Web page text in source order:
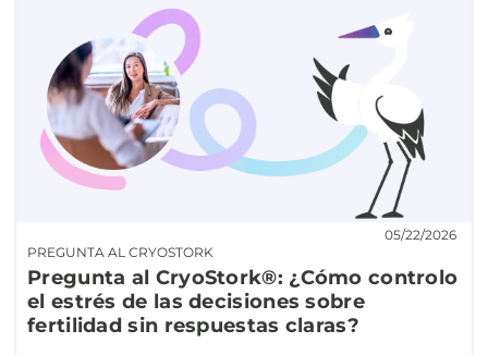
PREGUNTA AL CRYOSTORK
05/22/2026
Pregunta al CryoStork®: ¿Cómo controlo
el estrés de las decisiones sobre
fertilidad sin respuestas claras?